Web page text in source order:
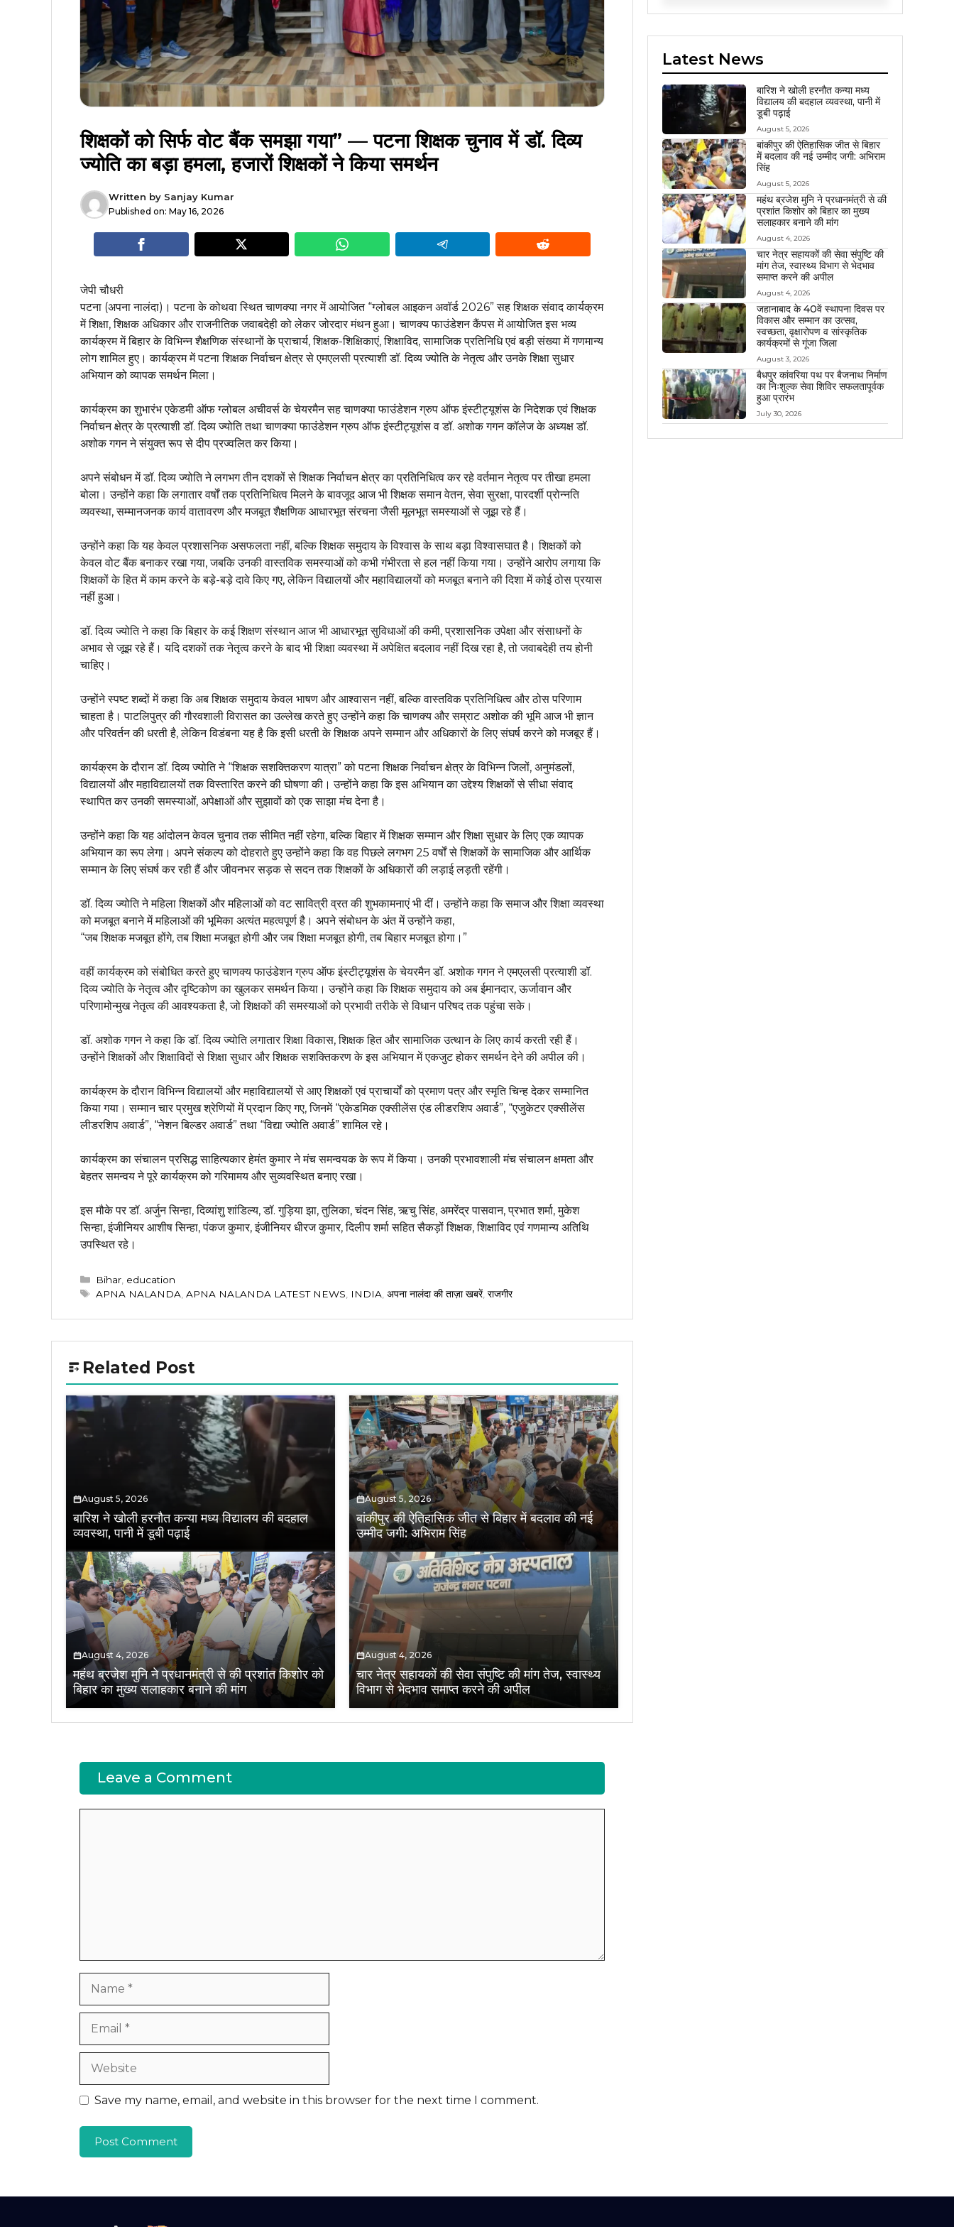
शिक्षकों को सिर्फ वोट बैंक समझा गया” — पटना शिक्षक चुनाव में डॉ. दिव्य
ज्योति का बड़ा हमला, हजारों शिक्षकों ने किया समर्थन
Written by Sanjay Kumar
Published on: May 16, 2026
जेपी चौधरी
पटना (अपना नालंदा)। पटना के कोथवा स्थित चाणक्या नगर में आयोजित “ग्लोबल आइकन अवॉर्ड 2026” सह शिक्षक संवाद कार्यक्रम
में शिक्षा, शिक्षक अधिकार और राजनीतिक जवाबदेही को लेकर जोरदार मंथन हुआ। चाणक्य फाउंडेशन कैंपस में आयोजित इस भव्य
कार्यक्रम में बिहार के विभिन्न शैक्षणिक संस्थानों के प्राचार्य, शिक्षक-शिक्षिकाएं, शिक्षाविद, सामाजिक प्रतिनिधि एवं बड़ी संख्या में गणमान्य
लोग शामिल हुए। कार्यक्रम में पटना शिक्षक निर्वाचन क्षेत्र से एमएलसी प्रत्याशी डॉ. दिव्य ज्योति के नेतृत्व और उनके शिक्षा सुधार
अभियान को व्यापक समर्थन मिला।
कार्यक्रम का शुभारंभ एकेडमी ऑफ ग्लोबल अचीवर्स के चेयरमैन सह चाणक्या फाउंडेशन ग्रुप ऑफ इंस्टीट्यूशंस के निदेशक एवं शिक्षक
निर्वाचन क्षेत्र के प्रत्याशी डॉ. दिव्य ज्योति तथा चाणक्या फाउंडेशन ग्रुप ऑफ इंस्टीट्यूशंस व डॉ. अशोक गगन कॉलेज के अध्यक्ष डॉ.
अशोक गगन ने संयुक्त रूप से दीप प्रज्वलित कर किया।
अपने संबोधन में डॉ. दिव्य ज्योति ने लगभग तीन दशकों से शिक्षक निर्वाचन क्षेत्र का प्रतिनिधित्व कर रहे वर्तमान नेतृत्व पर तीखा हमला
बोला। उन्होंने कहा कि लगातार वर्षों तक प्रतिनिधित्व मिलने के बावजूद आज भी शिक्षक समान वेतन, सेवा सुरक्षा, पारदर्शी प्रोन्नति
व्यवस्था, सम्मानजनक कार्य वातावरण और मजबूत शैक्षणिक आधारभूत संरचना जैसी मूलभूत समस्याओं से जूझ रहे हैं।
उन्होंने कहा कि यह केवल प्रशासनिक असफलता नहीं, बल्कि शिक्षक समुदाय के विश्वास के साथ बड़ा विश्वासघात है। शिक्षकों को
केवल वोट बैंक बनाकर रखा गया, जबकि उनकी वास्तविक समस्याओं को कभी गंभीरता से हल नहीं किया गया। उन्होंने आरोप लगाया कि
शिक्षकों के हित में काम करने के बड़े-बड़े दावे किए गए, लेकिन विद्यालयों और महाविद्यालयों को मजबूत बनाने की दिशा में कोई ठोस प्रयास
नहीं हुआ।
डॉ. दिव्य ज्योति ने कहा कि बिहार के कई शिक्षण संस्थान आज भी आधारभूत सुविधाओं की कमी, प्रशासनिक उपेक्षा और संसाधनों के
अभाव से जूझ रहे हैं। यदि दशकों तक नेतृत्व करने के बाद भी शिक्षा व्यवस्था में अपेक्षित बदलाव नहीं दिख रहा है, तो जवाबदेही तय होनी
चाहिए।
उन्होंने स्पष्ट शब्दों में कहा कि अब शिक्षक समुदाय केवल भाषण और आश्वासन नहीं, बल्कि वास्तविक प्रतिनिधित्व और ठोस परिणाम
चाहता है। पाटलिपुत्र की गौरवशाली विरासत का उल्लेख करते हुए उन्होंने कहा कि चाणक्य और सम्राट अशोक की भूमि आज भी ज्ञान
और परिवर्तन की धरती है, लेकिन विडंबना यह है कि इसी धरती के शिक्षक अपने सम्मान और अधिकारों के लिए संघर्ष करने को मजबूर हैं।
कार्यक्रम के दौरान डॉ. दिव्य ज्योति ने “शिक्षक सशक्तिकरण यात्रा” को पटना शिक्षक निर्वाचन क्षेत्र के विभिन्न जिलों, अनुमंडलों,
विद्यालयों और महाविद्यालयों तक विस्तारित करने की घोषणा की। उन्होंने कहा कि इस अभियान का उद्देश्य शिक्षकों से सीधा संवाद
स्थापित कर उनकी समस्याओं, अपेक्षाओं और सुझावों को एक साझा मंच देना है।
उन्होंने कहा कि यह आंदोलन केवल चुनाव तक सीमित नहीं रहेगा, बल्कि बिहार में शिक्षक सम्मान और शिक्षा सुधार के लिए एक व्यापक
अभियान का रूप लेगा। अपने संकल्प को दोहराते हुए उन्होंने कहा कि वह पिछले लगभग 25 वर्षों से शिक्षकों के सामाजिक और आर्थिक
सम्मान के लिए संघर्ष कर रही हैं और जीवनभर सड़क से सदन तक शिक्षकों के अधिकारों की लड़ाई लड़ती रहेंगी।
डॉ. दिव्य ज्योति ने महिला शिक्षकों और महिलाओं को वट सावित्री व्रत की शुभकामनाएं भी दीं। उन्होंने कहा कि समाज और शिक्षा व्यवस्था
को मजबूत बनाने में महिलाओं की भूमिका अत्यंत महत्वपूर्ण है। अपने संबोधन के अंत में उन्होंने कहा,
“जब शिक्षक मजबूत होंगे, तब शिक्षा मजबूत होगी और जब शिक्षा मजबूत होगी, तब बिहार मजबूत होगा।”
वहीं कार्यक्रम को संबोधित करते हुए चाणक्य फाउंडेशन ग्रुप ऑफ इंस्टीट्यूशंस के चेयरमैन डॉ. अशोक गगन ने एमएलसी प्रत्याशी डॉ.
दिव्य ज्योति के नेतृत्व और दृष्टिकोण का खुलकर समर्थन किया। उन्होंने कहा कि शिक्षक समुदाय को अब ईमानदार, ऊर्जावान और
परिणामोन्मुख नेतृत्व की आवश्यकता है, जो शिक्षकों की समस्याओं को प्रभावी तरीके से विधान परिषद तक पहुंचा सके।
डॉ. अशोक गगन ने कहा कि डॉ. दिव्य ज्योति लगातार शिक्षा विकास, शिक्षक हित और सामाजिक उत्थान के लिए कार्य करती रही हैं।
उन्होंने शिक्षकों और शिक्षाविदों से शिक्षा सुधार और शिक्षक सशक्तिकरण के इस अभियान में एकजुट होकर समर्थन देने की अपील की।
कार्यक्रम के दौरान विभिन्न विद्यालयों और महाविद्यालयों से आए शिक्षकों एवं प्राचार्यों को प्रमाण पत्र और स्मृति चिन्ह देकर सम्मानित
किया गया। सम्मान चार प्रमुख श्रेणियों में प्रदान किए गए, जिनमें “एकेडमिक एक्सीलेंस एंड लीडरशिप अवार्ड”, “एजुकेटर एक्सीलेंस
लीडरशिप अवार्ड”, “नेशन बिल्डर अवार्ड” तथा “विद्या ज्योति अवार्ड” शामिल रहे।
कार्यक्रम का संचालन प्रसिद्ध साहित्यकार हेमंत कुमार ने मंच समन्वयक के रूप में किया। उनकी प्रभावशाली मंच संचालन क्षमता और
बेहतर समन्वय ने पूरे कार्यक्रम को गरिमामय और सुव्यवस्थित बनाए रखा।
इस मौके पर डॉ. अर्जुन सिन्हा, दिव्यांशु शांडिल्य, डॉ. गुड़िया झा, तुलिका, चंदन सिंह, ऋचु सिंह, अमरेंद्र पासवान, प्रभात शर्मा, मुकेश
सिन्हा, इंजीनियर आशीष सिन्हा, पंकज कुमार, इंजीनियर धीरज कुमार, दिलीप शर्मा सहित सैकड़ों शिक्षक, शिक्षाविद एवं गणमान्य अतिथि
उपस्थित रहे।
Categories
Bihar, education
Tags
APNA NALANDA APNA NALANDA LATEST NEWS INDIA अपना नालंदा की ताज़ा खबरें, राजगीर
Related Post
August 5, 2026
बारिश ने खोली हरनौत कन्या मध्य विद्यालय की बदहाल
व्यवस्था, पानी में डूबी पढ़ाई
August 5, 2026
बांकीपुर की ऐतिहासिक जीत से बिहार में बदलाव की नई
उम्मीद जगी: अभिराम सिंह
August 4, 2026
महंथ ब्रजेश मुनि ने प्रधानमंत्री से की प्रशांत किशोर को
बिहार का मुख्य सलाहकार बनाने की मांग
August 4, 2026
चार नेत्र सहायकों की सेवा संपुष्टि की मांग तेज, स्वास्थ्य
विभाग से भेदभाव समाप्त करने की अपील
Leave a Comment
Save my name, email, and website in this browser for the next time I comment.
Latest News
बारिश ने खोली हरनौत कन्या मध्य
विद्यालय की बदहाल व्यवस्था, पानी में
डूबी पढ़ाई
August 5, 2026
बांकीपुर की ऐतिहासिक जीत से बिहार
में बदलाव की नई उम्मीद जगी: अभिराम
सिंह
August 5, 2026
महंथ ब्रजेश मुनि ने प्रधानमंत्री से की
प्रशांत किशोर को बिहार का मुख्य
सलाहकार बनाने की मांग
August 4, 2026
चार नेत्र सहायकों की सेवा संपुष्टि की
मांग तेज, स्वास्थ्य विभाग से भेदभाव
समाप्त करने की अपील
August 4, 2026
जहानाबाद के 40वें स्थापना दिवस पर
विकास और सम्मान का उत्सव,
स्वच्छता, वृक्षारोपण व सांस्कृतिक
कार्यक्रमों से गूंजा जिला
August 3, 2026
बैधपुर कांवरिया पथ पर बैजनाथ निर्माण
का निःशुल्क सेवा शिविर सफलतापूर्वक
हुआ प्रारंभ
July 30, 2026